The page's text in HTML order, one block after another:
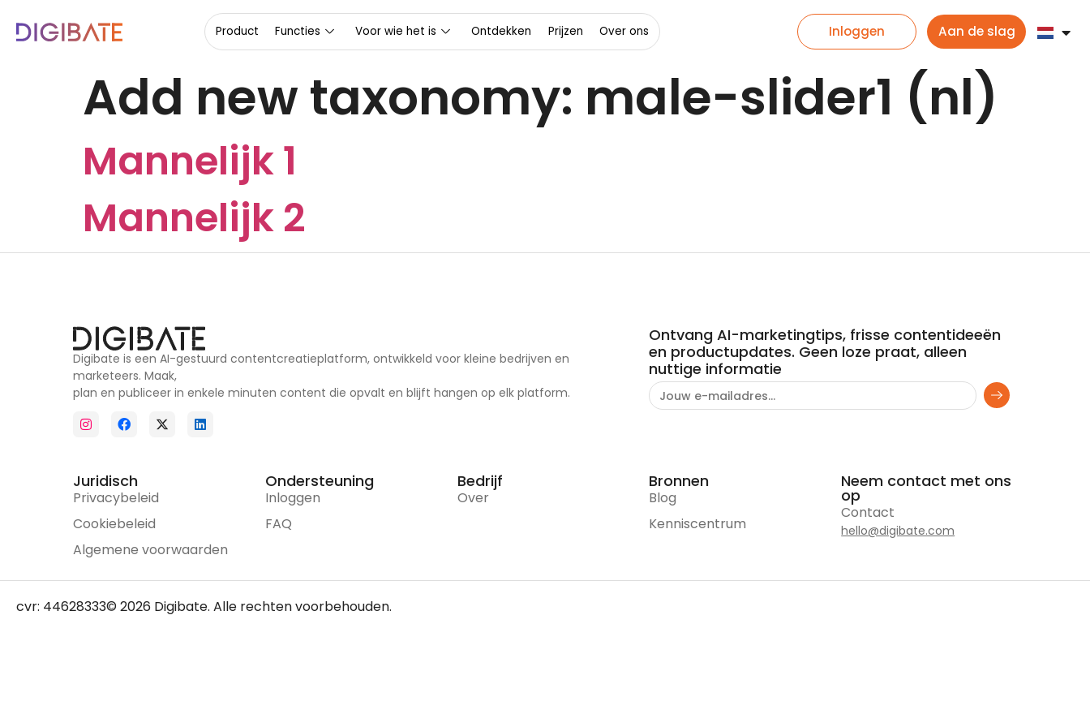
inhoud
Product Functies Voor wie het is Ontdekken Prijzen Over ons Inloggen Aan de slag
Add new taxonomy: male-slider1 (nl)
Mannelijk 1
Mannelijk 2
Digibate is een AI-gestuurd contentcreatieplatform, ontwikkeld voor kleine bedrijven en
marketeers. Maak,
plan en publiceer in enkele minuten content die opvalt en blijft hangen op elk platform.
Ontvang AI-marketingtips, frisse contentideeën
en productupdates. Geen loze praat, alleen
nuttige informatie
Juridisch
Privacybeleid
Cookiebeleid
Algemene voorwaarden
Ondersteuning
Inloggen
FAQ
Bedrijf
Over
Bronnen
Blog
Kenniscentrum
Neem contact met ons
op
Contact
hello@digibate.com
cvr: 44628333© 2026 Digibate. Alle rechten voorbehouden.